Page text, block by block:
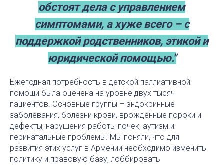
обстоят дела с управлением
симптомами, а хуже всего – с
поддержкой родственников, этикой и
юридической помощью."
Ежегодная потребность в детской паллиативной
помощи была оценена на уровне двух тысяч
пациентов. Основные группы – эндокринные
заболевания, болезни крови, врожденные пороки и
дефекты, нарушения работы почек, аутизм и
перинатальные проблемы. Мы поняли, что для
развития этих услуг в Армении необходимо изменить
политику и правовую базу, лоббировать